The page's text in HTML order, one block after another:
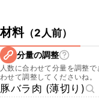
材料（2人前）
分量の調整
人数に合わせて分量を調整
わせて調整してくださいね。
豚バラ肉 (薄切り)